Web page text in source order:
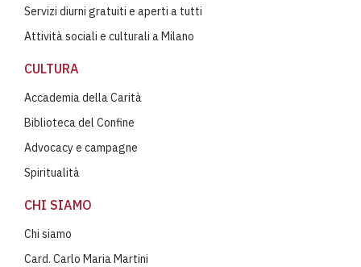
Servizi diurni gratuiti e aperti a tutti
Attività sociali e culturali a Milano
CULTURA
Accademia della Carità
Biblioteca del Confine
Advocacy e campagne
Spiritualità
CHI SIAMO
Chi siamo
Card. Carlo Maria Martini